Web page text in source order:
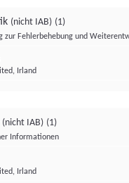
(nicht IAB) (1)
zur Fehlerbehebung und
Irland
(nicht IAB) (1)
Informationen
Irland